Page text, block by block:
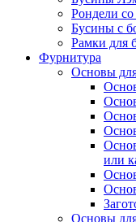
Рондели со
Бусины с
Рамки для
Фурнитура
Основы
или
Основы